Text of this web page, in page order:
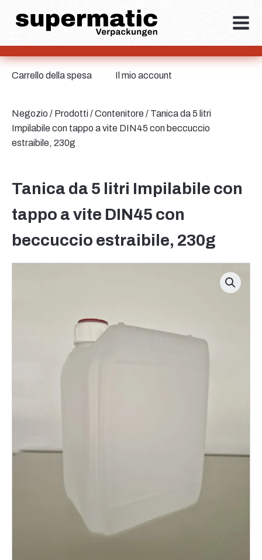
Negozio / Prodotti/Contenitore/ Tanica da 5 litri
Impilabile con tappo a vite DIN45 con beccuccio
estraibile, 230g
Carrello della spesa Il mio account
Tanica da 5 litri Impilabile con
tappo a vite DIN45 con
beccuccio estraibile, 230g